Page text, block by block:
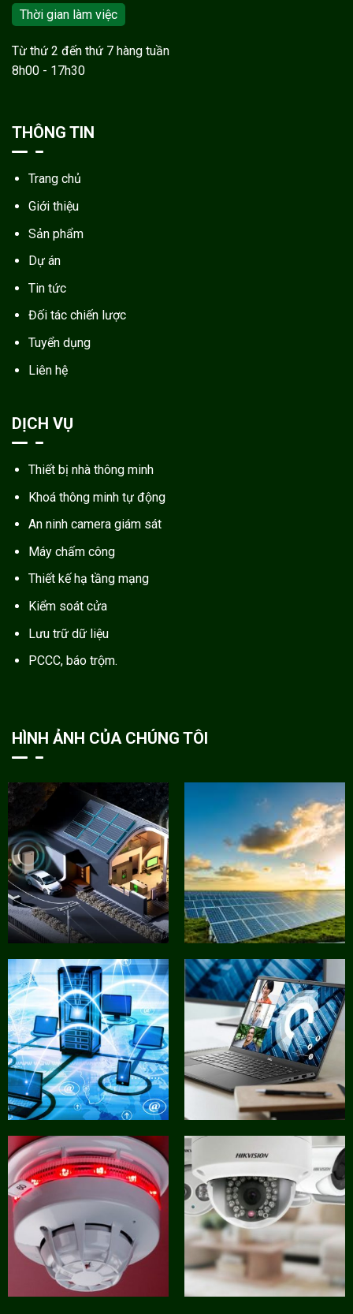
Thời gian làm việc
Từ thứ 2 đến thứ 7 hàng tuần
8h00 - 17h30
THÔNG TIN
Trang chủ
Giới thiệu
Sản phẩm
Dự án
Tin tức
Đối tác chiến lược
Tuyển dụng
Liên hệ
DỊCH VỤ
Thiết bị nhà thông minh
Khoá thông minh tự động
An ninh camera giám sát
Máy chấm công
Thiết kế hạ tầng mạng
Kiểm soát cửa
Lưu trữ dữ liệu
PCCC, báo trộm.
HÌNH ẢNH CỦA CHÚNG TÔI